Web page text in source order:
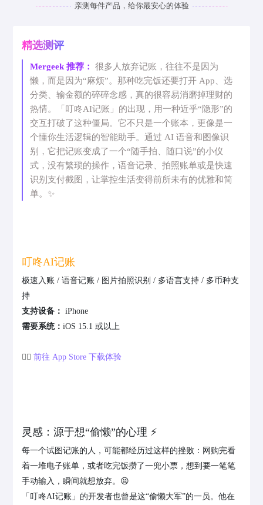
亲测每件产品，给你最安心的体验
精选测评
Mergeek 推荐：
很多人放弃记账，往往不是因为
懒，而是因为“麻烦”。那种吃完饭还要打开 App、选
分类、输金额的碎碎念感，真的很容易消磨掉理财的
热情。「叮咚AI记账」的出现，用一种近乎“隐形”的
交互打破了这种僵局。它不只是一个账本，更像是一
个懂你生活逻辑的智能助手。通过 AI 语音和图像识
别，它把记账变成了一个“随手拍、随口说”的小仪
式，没有繁琐的操作，语音记录、拍照账单或是快速
识别支付截图，让掌控生活变得前所未有的优雅和简
单。✨
叮咚AI记账
极速入账 / 语音记账 / 图片拍照识别 / 多语言支持 / 多币种支
持
支持设备： iPhone
需要系统：iOS 15.1 或以上
👉🏻前往 App Store 下载体验
灵感：源于想“偷懒”的心理 ⚡️
每一个试图记账的人，可能都经历过这样的挫败：网购完看
着一堆电子账单，或者吃完饭攒了一兜小票，想到要一笔笔
手动输入，瞬间就想放弃。😫
「叮咚AI记账」的开发者也曾是这“偷懒大军”的一员。他在